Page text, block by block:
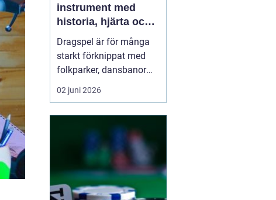
instrument med
historia, hjärta och
möjligheter
Dragspel är för många
starkt förknippat med
folkparker, dansbanor
och långa
sommarnätter. Men
mer mångsidigt än så. I
används dragspel
allt f...
02 juni 2026